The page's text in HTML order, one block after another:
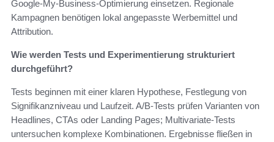
Google‑My‑Business‑Optimierung einsetzen. Regionale
Kampagnen benötigen lokal angepasste Werbemittel und
Attribution.
Wie werden Tests und Experimentierung strukturiert
durchgeführt?
Tests beginnen mit einer klaren Hypothese, Festlegung von
Signifikanzniveau und Laufzeit. A/B‑Tests prüfen Varianten von
Headlines, CTAs oder Landing Pages; Multivariate‑Tests
untersuchen komplexe Kombinationen. Ergebnisse fließen in